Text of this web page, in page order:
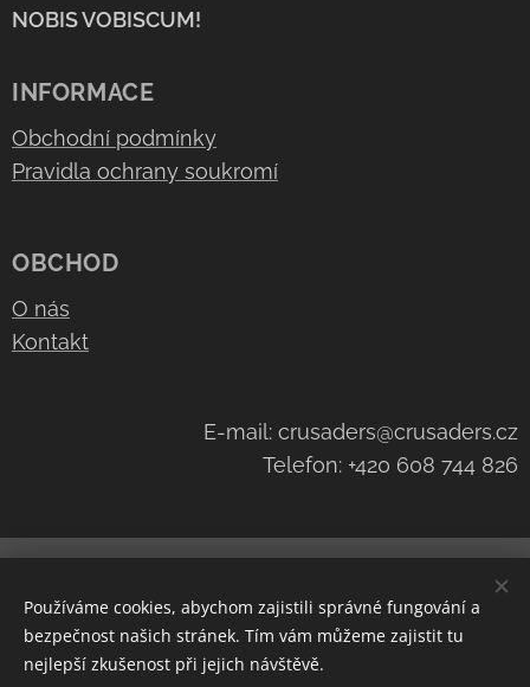
NOBIS VOBISCUM!
INFORMACE
Obchodní podmínky
Pravidla ochrany soukromí
OBCHOD
O nás
Kontakt
E-mail: crusaders@crusaders.cz
Telefon: +420 608 744 826
Měna
CZK Kč
EUR €
Používáme cookies, abychom zajistili správné fungování a
bezpečnost našich stránek. Tím vám můžeme zajistit tu
nejlepší zkušenost při jejich návštěvě.